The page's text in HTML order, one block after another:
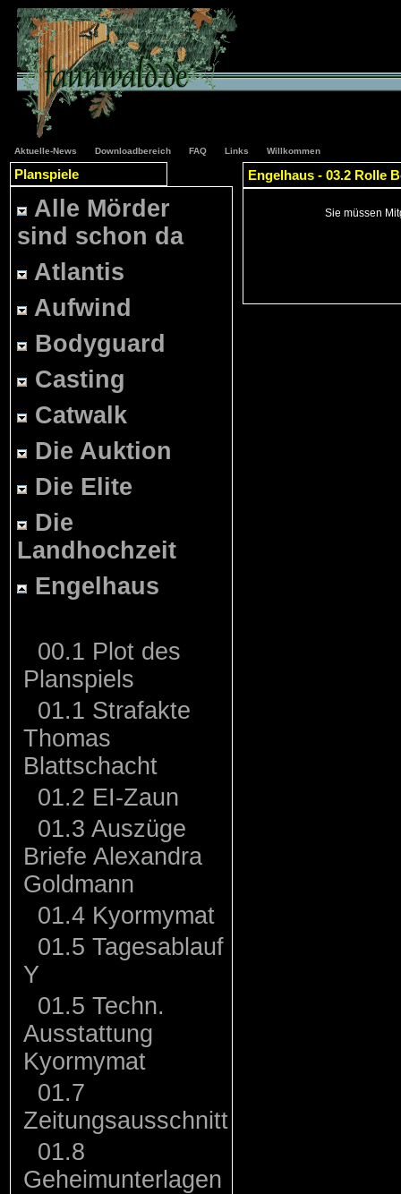
Aktuelle-News Downloadbereich FAQ Links Willkommen
Planspiele
Alle Mörder
sind schon da
Atlantis
Aufwind
Bodyguard
Casting
Catwalk
Die Auktion
Die Elite
Die
Landhochzeit
Engelhaus
00.1 Plot des
Planspiels
01.1 Strafakte
Thomas
Blattschacht
01.2 EI-Zaun
01.3 Auszüge
Briefe Alexandra
Goldmann
01.4 Kyormymat
01.5 Tagesablauf
Y
01.5 Techn.
Ausstattung
Kyormymat
01.7
Zeitungsausschnitt
01.8
Geheimunterlagen
Engelhaus - 03.2 Rolle
Sie müssen